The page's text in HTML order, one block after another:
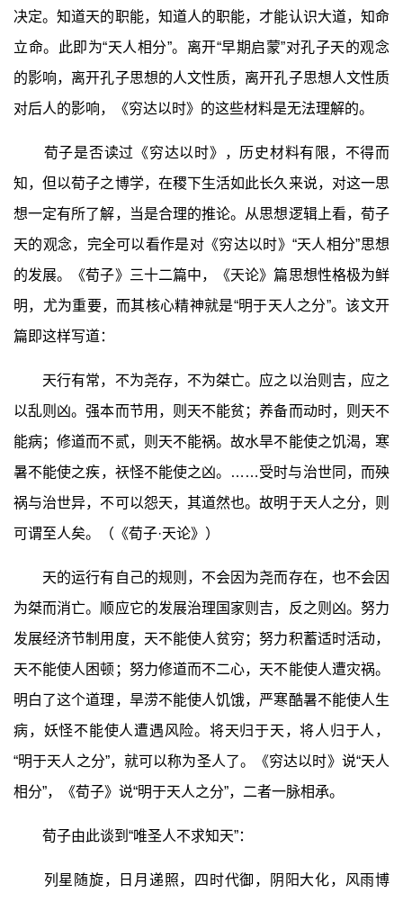
决定。知道天的职能，知道人的职能，才能认识大道，知命
立命。此即为“天人相分”。离开“早期启蒙”对孔子天的观念
的影响，离开孔子思想的人文性质，离开孔子思想人文性质
对后人的影响，《穷达以时》的这些材料是无法理解的。
荀子是否读过《穷达以时》，历史材料有限，不得而
知，但以荀子之博学，在稷下生活如此长久来说，对这一思
想一定有所了解，当是合理的推论。从思想逻辑上看，荀子
天的观念，完全可以看作是对《穷达以时》“天人相分”思想
的发展。《荀子》三十二篇中，《天论》篇思想性格极为鲜
明，尤为重要，而其核心精神就是“明于天人之分”。该文开
篇即这样写道：
天行有常，不为尧存，不为桀亡。应之以治则吉，应之
以乱则凶。强本而节用，则天不能贫；养备而动时，则天不
能病；修道而不贰，则天不能祸。故水旱不能使之饥渴，寒
暑不能使之疾，祆怪不能使之凶。……受时与治世同，而殃
祸与治世异，不可以怨天，其道然也。故明于天人之分，则
可谓至人矣。（《荀子·天论》）
天的运行有自己的规则，不会因为尧而存在，也不会因
为桀而消亡。顺应它的发展治理国家则吉，反之则凶。努力
发展经济节制用度，天不能使人贫穷；努力积蓄适时活动，
天不能使人困顿；努力修道而不二心，天不能使人遭灾祸。
明白了这个道理，旱涝不能使人饥饿，严寒酷暑不能使人生
病，妖怪不能使人遭遇风险。将天归于天，将人归于人，
“明于天人之分”，就可以称为圣人了。《穷达以时》说“天人
相分”，《荀子》说“明于天人之分”，二者一脉相承。
荀子由此谈到“唯圣人不求知天”：
列星随旋，日月递照，四时代御，阴阳大化，风雨博